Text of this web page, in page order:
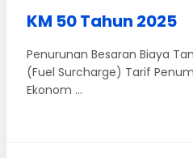
KM 50 Tahun 2025
Penurunan Besaran Biaya
(Fuel Surcharge) Tarif
Ekonom ...